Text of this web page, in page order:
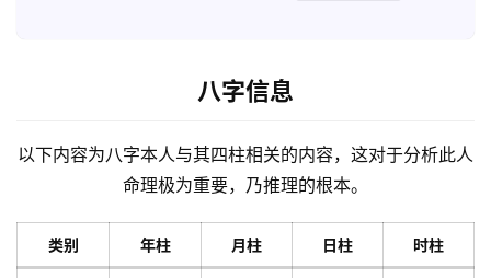
八字信息
以下内容为八字本人与其四柱相关的内容，这对于分析此人
命理极为重要，乃推理的根本。
类别 年柱 月柱 日柱 时柱